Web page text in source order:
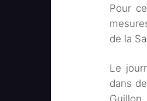
Pour
de la
Le
dans